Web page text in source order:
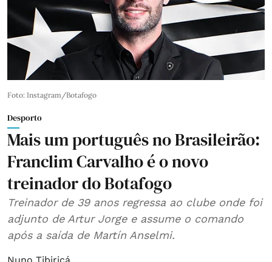
Foto: Instagram/Botafogo
Desporto
Mais um português no Brasileirão:
Franclim Carvalho é o novo
treinador do Botafogo
Treinador de 39 anos regressa ao clube onde foi
adjunto de Artur Jorge e assume o comando
após a saída de Martín Anselmi.
Nuno Tibiriçá